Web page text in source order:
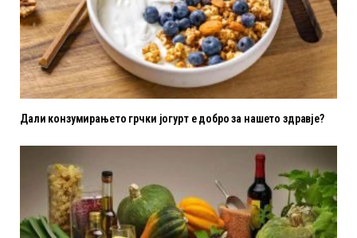
Дали конзумирањето грчки јогурт е добро за нашето здравје?